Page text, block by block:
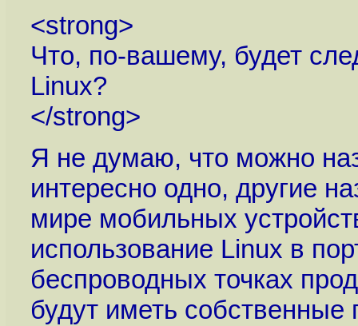
<strong>
Что, по-вашему, будет
Linux?
</strong>
Я не думаю, что можно
интересно одно, другие
мире мобильных
использование Linux в
беспроводных точках
будут иметь